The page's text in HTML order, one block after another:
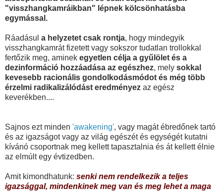
"visszhangkamráikban" lépnek kölcsönhatásba
egymással.
Ráadásul a helyzetet csak rontja, hogy mindegyik
visszhangkamrát fizetett vagy sokszor tudatlan trollokkal
fertőzik meg, aminek egyetlen célja a gyűlölet és a
dezinformáció hozzáadása az egészhez, mely sokkal
kevesebb racionális gondolkodásmódot és még több
érzelmi radikalizálódást eredményez az egész
keverékben....
Sajnos ezt minden 'awakening', vagy magát ébredőnek tartó
és az igazságot vagy az világ egészét és egységét kutatni
kívánó csoportnak meg kellett tapasztalnia és át kellett élnie
az elmúlt egy évtizedben.
Amit kimondhatunk: senki nem rendelkezik a teljes
igazsággal, mindenkinek meg van és meg lehet a maga